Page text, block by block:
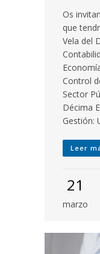
Os
que
Vela del
Control
Sector
Décima
Gestión:
Leer
21
marzo